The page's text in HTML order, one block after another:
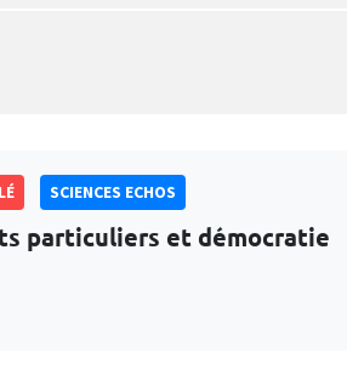
SCIENCES ECHOS
particuliers et démocratie